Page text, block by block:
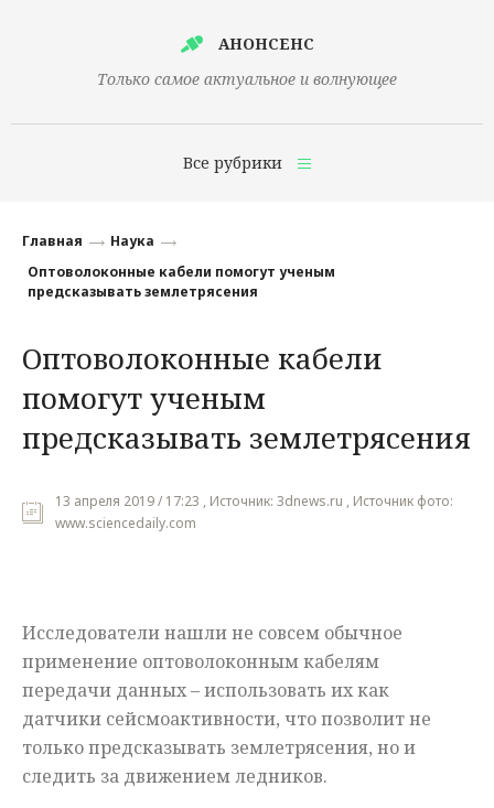
АНОНСЕНС
Только самое актуальное и волнующее
Все рубрики
Финансы
Наука
Культура
Общество
Мнения
Главная
Наука
Оптоволоконные кабели помогут ученым
предсказывать землетрясения
Оптоволоконные кабели
помогут ученым
предсказывать землетрясения
13 апреля 2019 / 17:23 , Источник: 3dnews.ru , Источник фото:
www.sciencedaily.com
Исследователи нашли не совсем обычное
применение оптоволоконным кабелям
передачи данных – использовать их как
датчики сейсмоактивности, что позволит не
только предсказывать землетрясения, но и
следить за движением ледников.